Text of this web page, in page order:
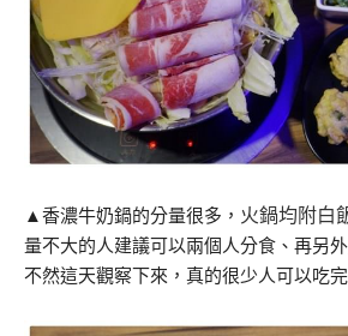
▲香濃牛奶鍋的分量很多， 火鍋均附白
量不大的人建議可以兩個人分食、再另
不然這天觀察下來，真的很少人可以吃完